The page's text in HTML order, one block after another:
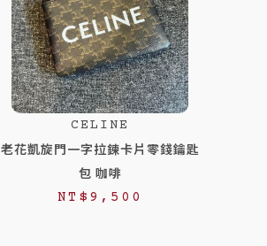
CELINE
老花凱旋門一字拉鍊卡片零錢鑰匙
包 咖啡
NT$ 9,500